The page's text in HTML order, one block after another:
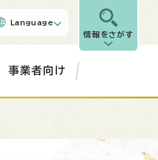
Language
情報をさがす
事業者向け